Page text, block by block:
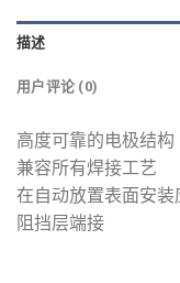
描述
用户评论 (0)
高度可靠的电极结构
兼容所有焊接工艺
在自动放置表面安
阻挡层端接